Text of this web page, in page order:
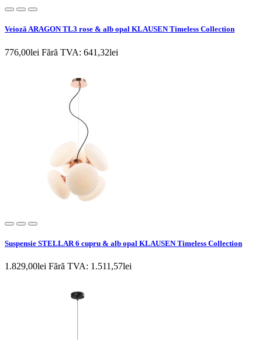
Veioză ARAGON TL3 rose & alb opal KLAUSEN Timeless Collection
776,00lei Fără TVA: 641,32lei
Suspensie STELLAR 6 cupru & alb opal KLAUSEN Timeless Collection
1.829,00lei Fără TVA: 1.511,57lei